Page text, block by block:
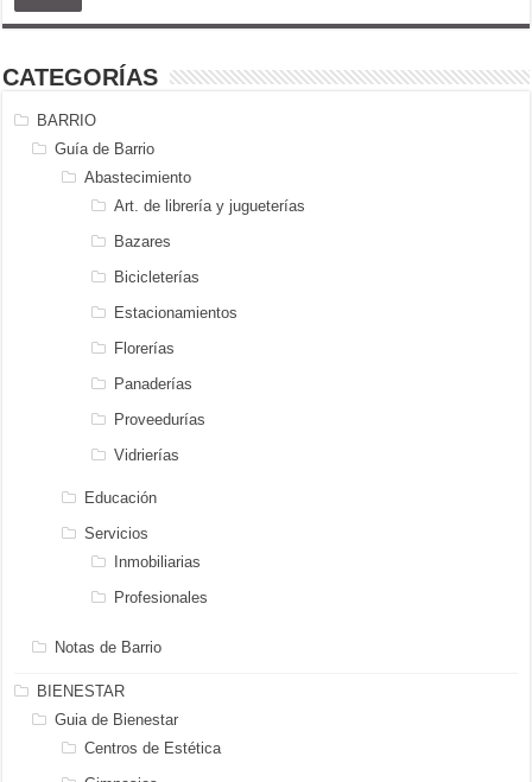
CATEGORÍAS
BARRIO
Guía de Barrio
Abastecimiento
Art. de librería y jugueterías
Bazares
Bicicleterías
Estacionamientos
Florerías
Panaderías
Proveedurías
Vidrierías
Educación
Servicios
Inmobiliarias
Profesionales
Notas de Barrio
BIENESTAR
Guia de Bienestar
Centros de Estética